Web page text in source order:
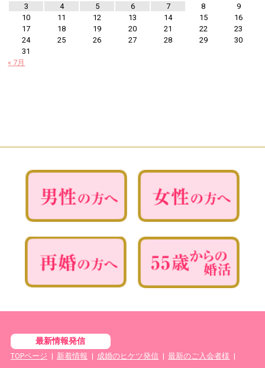
3
4 5 6 7 8
9
10
11 12 13 14 15
16
17
18 19 20 21 22
23
24
25 26 27 28 29
30
31
« 7月
最新情報発信
TOPページ | 新着情報 | 成婚のヒケツ発信 | 最新のご入会者様 |